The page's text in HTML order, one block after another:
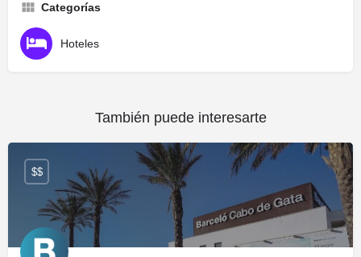
Categorías
Hoteles
También puede interesarte
$$